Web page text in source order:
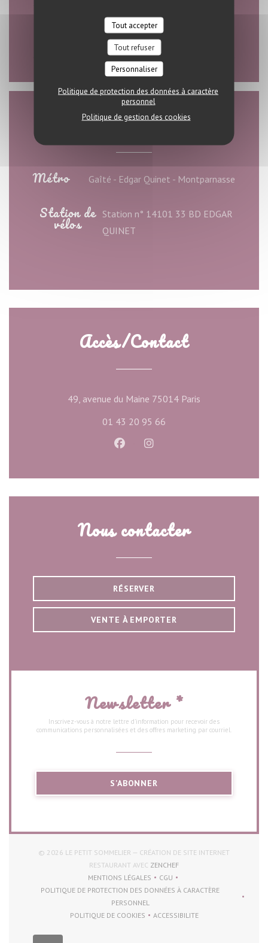
Tout accepter
Tout refuser
Personnaliser
Politique de protection des données à caractère
personnel
Politique de gestion des cookies
Dimanche
Fermé
Accès
Métro Gaîté - Edgar Quinet - Montparnasse
Station de
vélos
Station n° 14101 33 BD EDGAR
QUINET
Accès/Contact
49, avenue du Maine 75014 Paris
01 43 20 95 66
Facebook ((ouvre une nouvelle
Instagram ((ouvre une
Nous contacter
RÉSERVER
VENTE À EMPORTER
Newsletter *
Inscrivez-vous à notre lettre d'information pour recevoir des
communications personnalisées et des offres marketing par courriel.
S'ABONNER
© 2026 LE PETIT SOMMELIER — CRÉATION DE SITE INTERNET
RESTAURANT AVEC ZENCHEF((OUVRE UNE NOUVELLE
MENTIONS LÉGALES
((OUVRE UNE NOUVELLE FENÊTRE))
CGU
((OUVRE UNE NOUVELLE
POLITIQUE DE PROTECTION DES DONNÉES À CARACTÈRE
PERSONNEL((OUVRE UNE NOUVELLE FENÊTRE))
POLITIQUE DE COOKIES
((OUVRE UNE NOUVELLE FENÊTRE))
ACCESSIBILITE
((OUVRE UNE NOUVELLE